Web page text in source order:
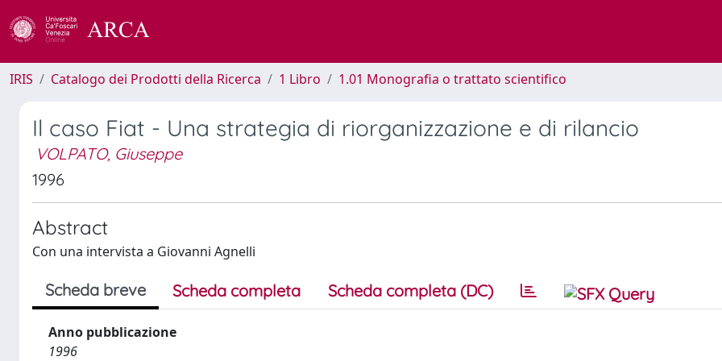
IRIS Catalogo dei Prodotti della Ricerca 1 Libro 1.01 Monografia o trattato scientifico
Il caso Fiat - Una strategia di riorganizzazione e di rilancio
VOLPATO, Giuseppe
1996
Abstract
Con una intervista a Giovanni Agnelli
Scheda breve Scheda completa Scheda completa (DC)
Anno pubblicazione
1996